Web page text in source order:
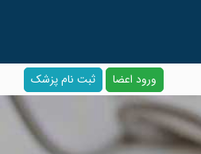
ورود اعضا ثبت نام پزشک